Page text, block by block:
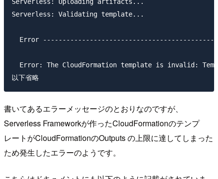
Serverless: Validating template...
Error
Error: The CloudFormation template is invalid:
書いてあるエラーメッセージのとおりなのですが、
Serverless Frameworkが作ったCloudFormationのテンプ
レートがCloudFormationのOutputs の上限に達してしまった
ため発生したエラーのようです。